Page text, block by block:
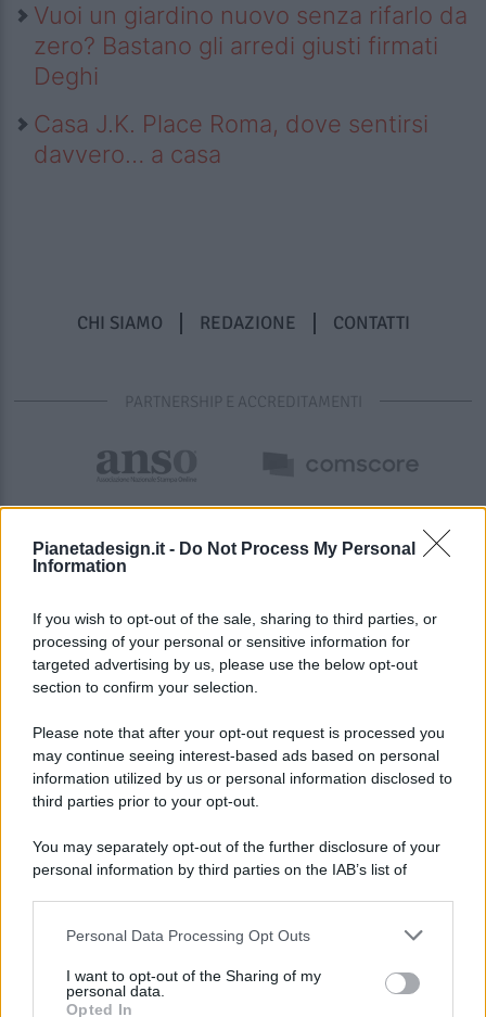
Pianetadesign.it - Do Not Process My Personal
Information
If you wish to opt-out of the sale, sharing to third parties, or
processing of your personal or sensitive information for
targeted advertising by us, please use the below opt-out
section to confirm your selection.
Please note that after your opt-out request is processed you
may continue seeing interest-based ads based on personal
information utilized by us or personal information disclosed to
third parties prior to your opt-out.
You may separately opt-out of the further disclosure of your
personal information by third parties on the IAB’s list of
This information may also be disclosed by us to third parties
disclose it to other third parties.
Personal Data Processing Opt Outs
I want to opt-out of the Sharing of my
personal data.
Opted In
Vuoi un giardino nuovo senza rifarlo da
zero? Bastano gli arredi giusti firmati
Deghi
Casa J.K. Place Roma, dove sentirsi
davvero… a casa
CHI SIAMO REDAZIONE CONTATTI
PARTNERSHIP E ACCREDITAMENTI
© 2026 - Pianeta Design - P.IVA 04827280654 - Testata
Registrata Al Tribunale Di Nocera Inferiore N. 8/2020 - RG N.
ISCRIZIONE AL ROC N. 35792 – ISCRITTA ALL’ANSO
(ASSOCIAZIONE NAZIONALE STAMPA ONLINE)
PREFERENZE PRIVACY